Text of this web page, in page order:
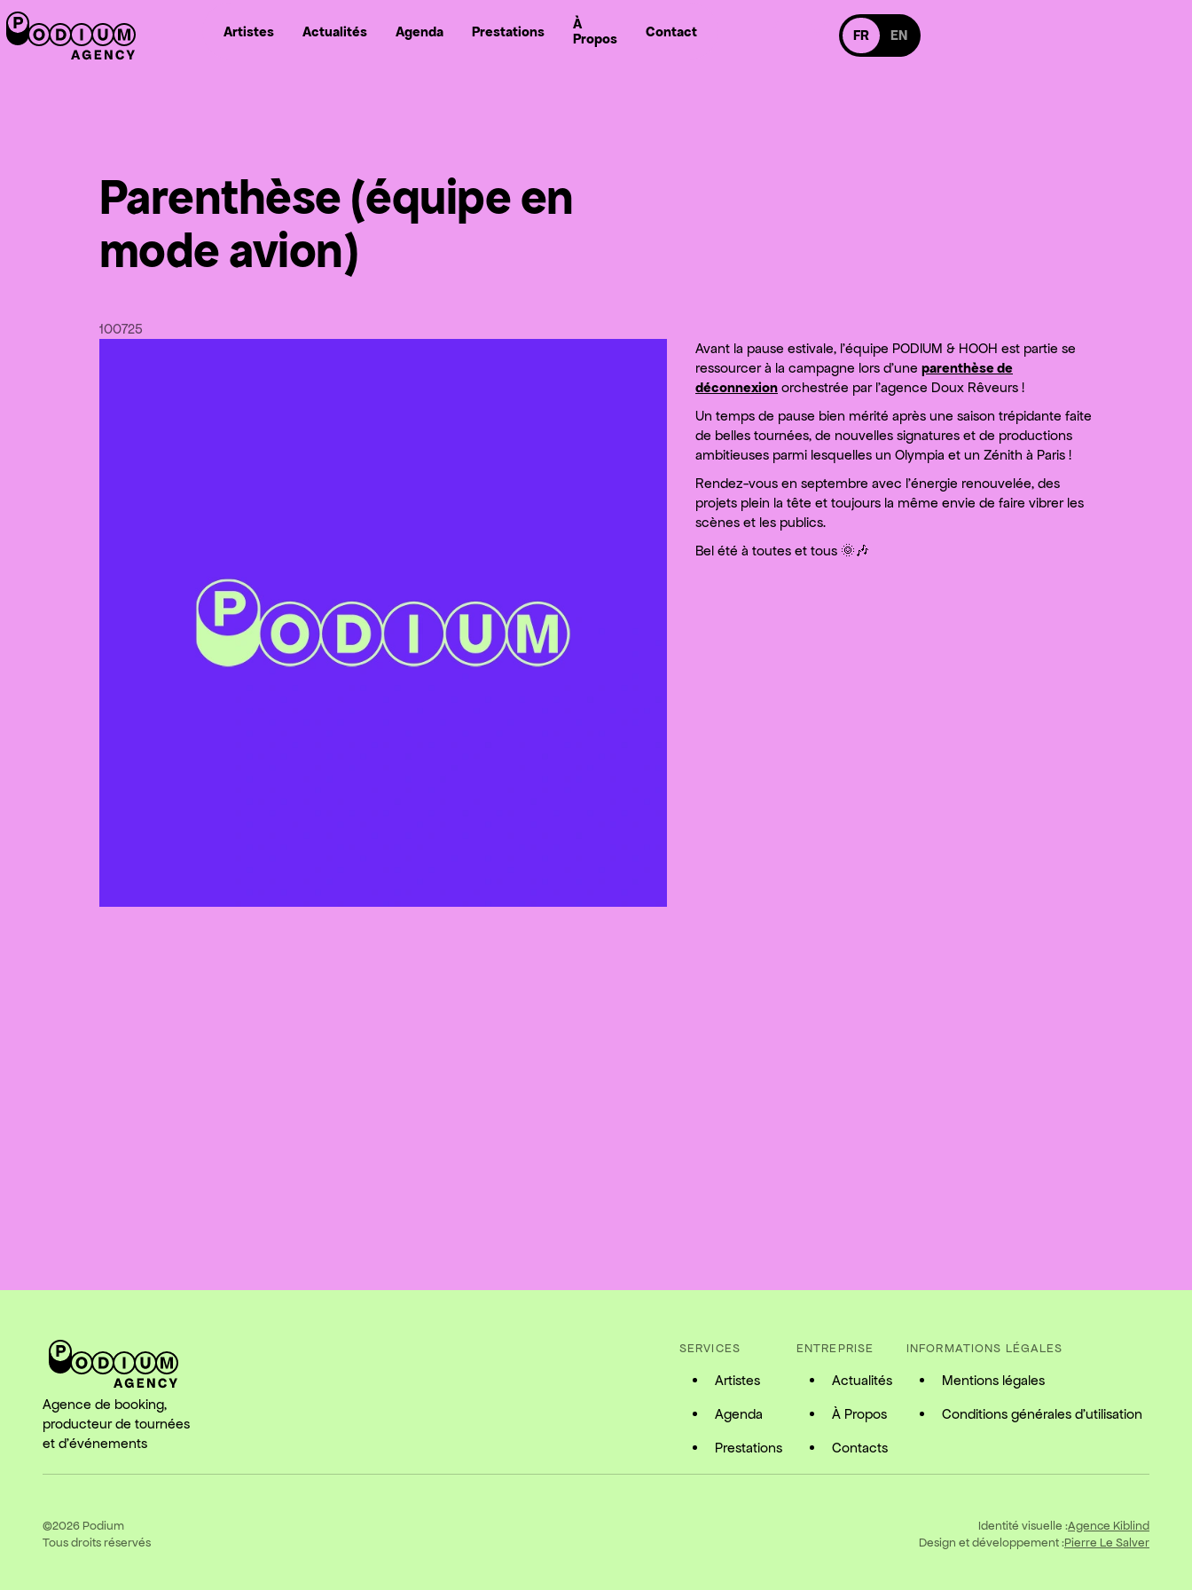
Artistes Actualités Agenda Prestations
À
Propos
Contact
Nous suivre sur Facebook
Nous suivre sur Facebook
Nous suivre sur Instagram
Nous suivre sur Instagram
FR EN
Basculer en version anglaise
Parenthèse (équipe en
mode avion)
100725
Avant la pause estivale, l’équipe PODIUM & HOOH est partie se
ressourcer à la campagne lors d’une parenthèse de
déconnexion orchestrée par l’agence Doux Rêveurs !
Un temps de pause bien mérité après une saison trépidante faite
de belles tournées, de nouvelles signatures et de productions
ambitieuses parmi lesquelles un Olympia et un Zénith à Paris !
Rendez-vous en septembre avec l’énergie renouvelée, des
projets plein la tête et toujours la même envie de faire vibrer les
scènes et les publics.
Bel été à toutes et tous 🌞🎶
Agence de booking,
producteur de tournées
et d'événements
SERVICES
Artistes
Agenda
Prestations
ENTREPRISE
Actualités
À Propos
Contacts
INFORMATIONS LÉGALES
Mentions légales
Conditions générales d'utilisation
©2026 Podium
Tous droits réservés
Identité visuelle :Agence Kiblind
Design et développement :Pierre Le Salver